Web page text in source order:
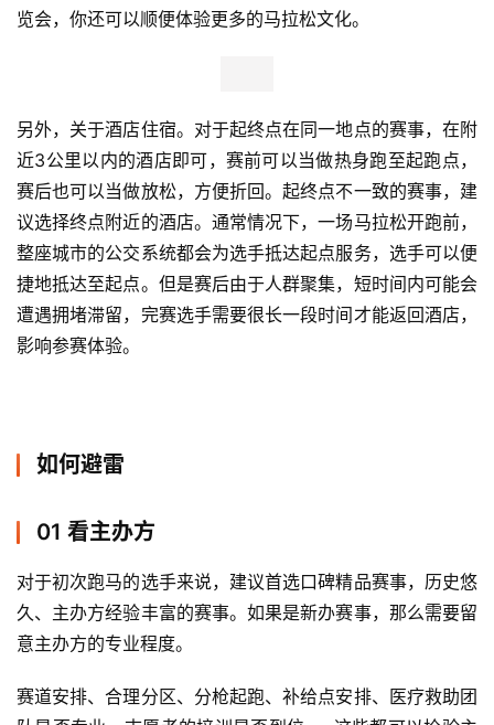
览会，你还可以顺便体验更多的马拉松文化。
另外，关于酒店住宿。对于起终点在同一地点的赛事，在附
近3公里以内的酒店即可，赛前可以当做热身跑至起跑点，
赛后也可以当做放松，方便折回。起终点不一致的赛事，建
议选择终点附近的酒店。通常情况下，一场马拉松开跑前，
整座城市的公交系统都会为选手抵达起点服务，选手可以便
捷地抵达至起点。但是赛后由于人群聚集，短时间内可能会
遭遇拥堵滞留，完赛选手需要很长一段时间才能返回酒店，
影响参赛体验。
如何避雷
01 看主办方
对于初次跑马的选手来说，建议首选口碑精品赛事，历史悠
久、主办方经验丰富的赛事。如果是新办赛事，那么需要留
意主办方的专业程度。
赛道安排、合理分区、分枪起跑、补给点安排、医疗救助团